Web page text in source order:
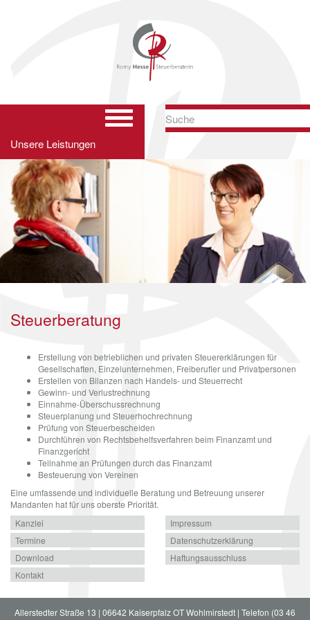
Hauptnavigation
ein-/ausblenden
Unsere Leistungen
Steuerberatung
Erstellung von betrieblichen und privaten Steuererklärungen für
Gesellschaften, Einzelunternehmen, Freiberufler und Privatpersonen
Erstellen von Bilanzen nach Handels- und Steuerrecht
Gewinn- und Verlustrechnung
Einnahme-Überschussrechnung
Steuerplanung und Steuerhochrechnung
Prüfung von Steuerbescheiden
Durchführen von Rechtsbehelfsverfahren beim Finanzamt und
Finanzgericht
Teilnahme an Prüfungen durch das Finanzamt
Besteuerung von Vereinen
Eine umfassende und individuelle Beratung und Betreuung unserer
Mandanten hat für uns oberste Priorität.
Kanzlei
Termine
Download
Kontakt
Impressum
Datenschutzerklärung
Haftungsausschluss
Allerstedter Straße 13 | 06642 Kaiserpfalz OT Wohlmirstedt | Telefon (03 46